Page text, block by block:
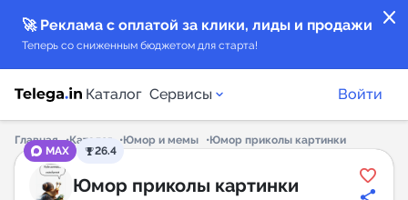
close
🚀 Реклама с оплатой за клики, лиды и продажи
Теперь со сниженным бюджетом для старта!
Каталог Сервисы
Каталог каналов
Войти
Главная Каталог Юмор и мемы
Юмор приколы картинки
MAX
26.4
Юмор приколы картинки